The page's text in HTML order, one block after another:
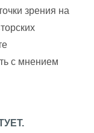
зрения на
с мнением